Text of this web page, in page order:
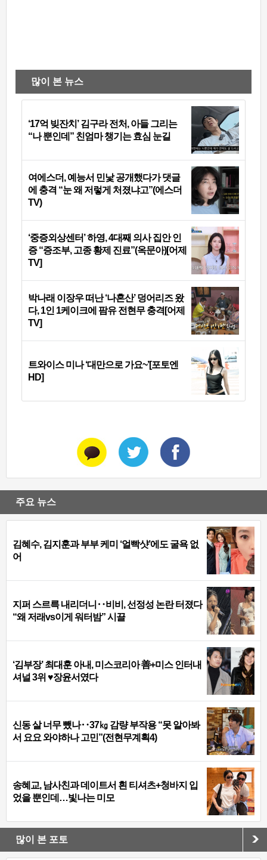
많이 본 뉴스
‘17억 빚잔치’ 김구라 전처, 아들 그리는
“나 뿐인데” 친엄마 챙기는 효심 눈길
여에스더, 예능서 민낯 공개했다가 댓글
에 충격 “눈 왜 저렇게 처졌냐고”(에스더
TV)
‘중증외상센터’ 하영, 4대째 의사 집안 인
증 “증조부, 고종 황제 진료”(옥문아)[어제
TV]
박나래 이장우 떠난 ‘나혼산’ 덩어리즈 왔
다, 1인 1케이크에 팜유 전현무 충격[어제
TV]
트와이스 미나 ‘대만으로 가요~’[포토엔
HD]
주요 뉴스
김혜수, 김지훈과 부부 케미 ‘얼빡샷’에도 굴욕 없
어
지퍼 스르륵 내리더니‥비비, 선정성 논란 터졌다
“왜 저래vs이게 워터밤” 시끌
‘김부장’ 최대훈 아내, 미스코리아 善+미스 인터내
셔널 3위 ♥장윤서였다
신동 살 너무 뺐나‥37㎏ 감량 부작용 “못 알아봐
서 요요 와야하나 고민”(전현무계획4)
송혜교, 남사친과 데이트서 흰 티셔츠+청바지 입
었을 뿐인데…빛나는 미모
많이 본 포토